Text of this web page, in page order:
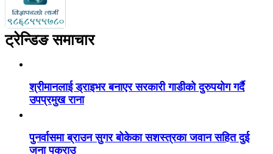
ट्रेन्डिङ समाचार
श्रीमानलाई ड्राइभर बनाएर सरकारी गाडीको दुरुपयोग गर्दै
उपप्रमुख राना
पुनर्वासमा ब्राउन सुगर बोकेका सशस्त्रका जवान सहित दुई
जना पक्राउ